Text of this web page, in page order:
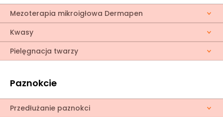
Mezoterapia mikroigłowa Dermapen
Kwasy
Pielęgnacja twarzy
Paznokcie
Przedłużanie paznokci